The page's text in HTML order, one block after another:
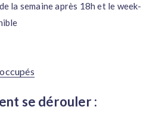
la semaine après 18h et le week-
se dérouler :